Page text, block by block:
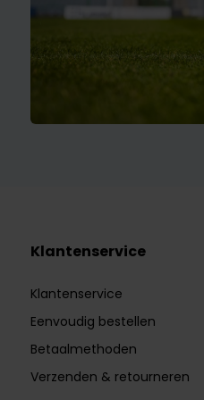
Klantenservice
Klantenservice
Eenvoudig bestellen
Betaalmethoden
Verzenden & retourneren